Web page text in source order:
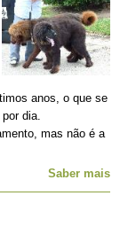
anos, o que se
dia.
mas não é a
Saber mais